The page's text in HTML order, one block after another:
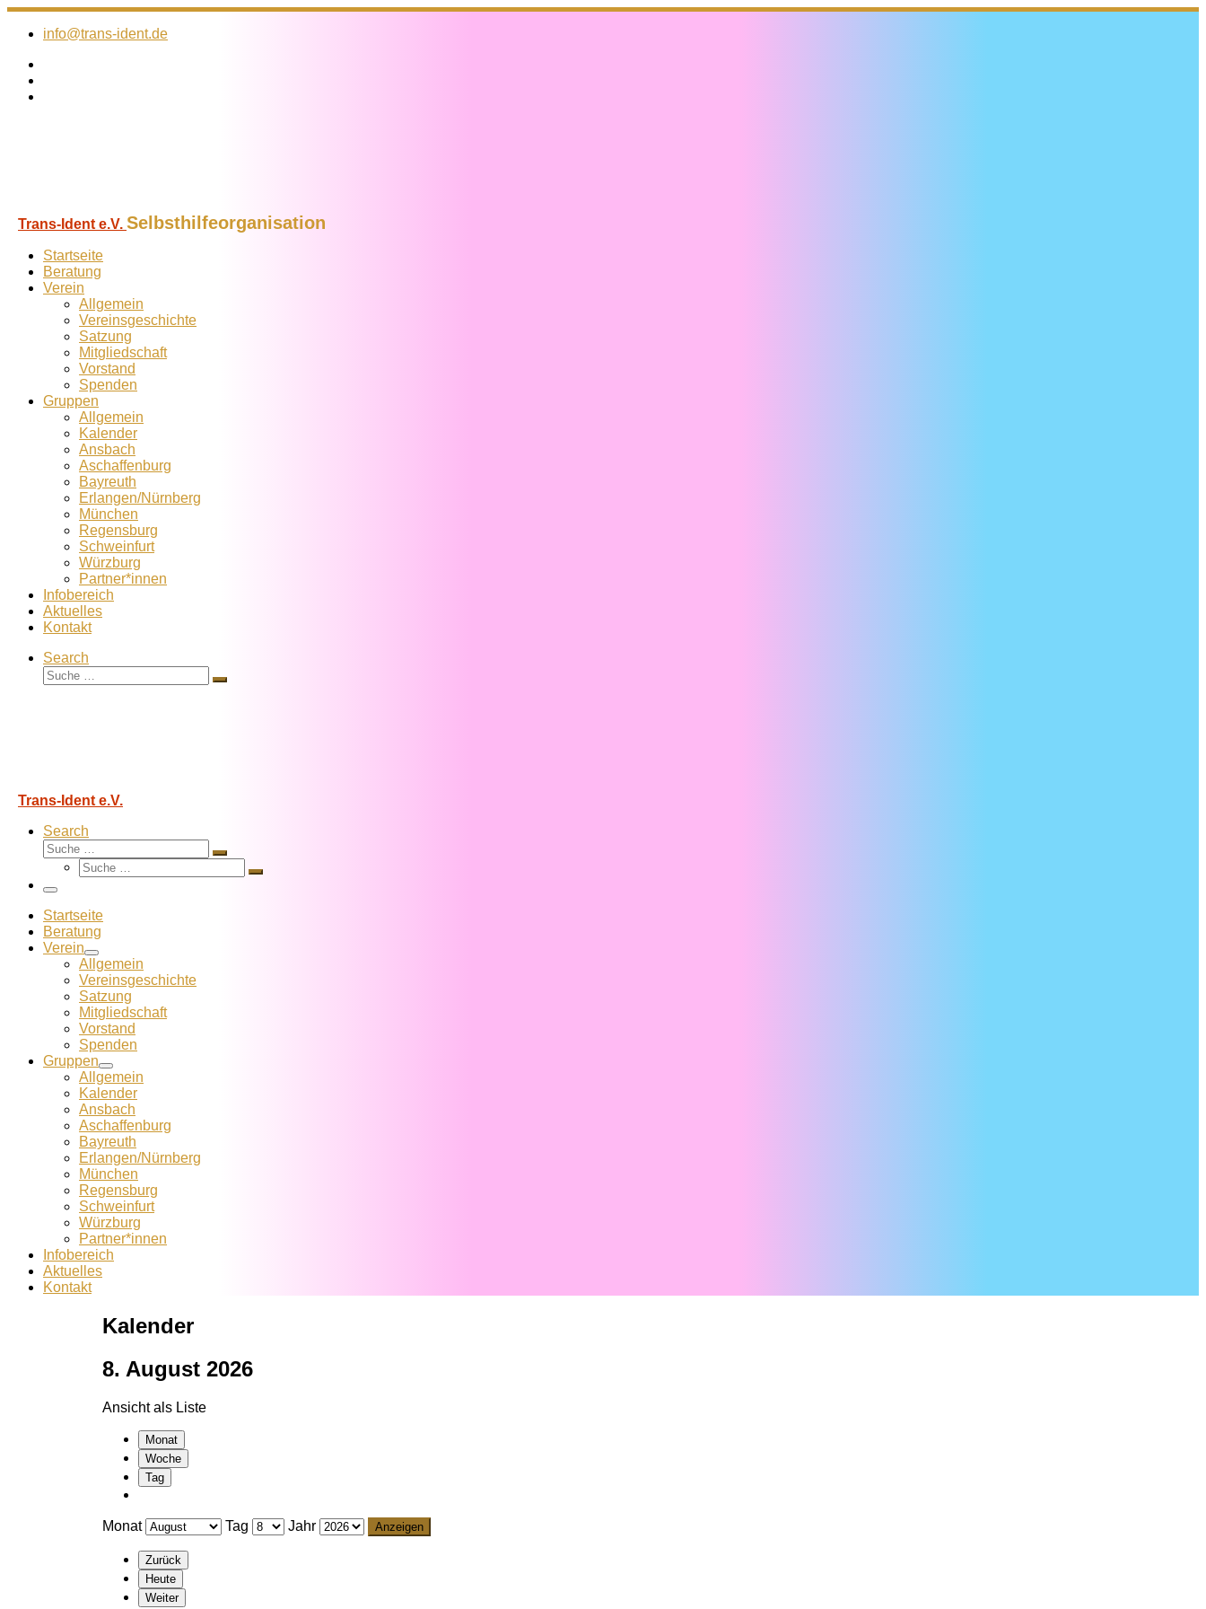
Zum
Inhalt
info@trans-ident.de
Trans-Ident e.V. Selbsthilfeorganisation
Startseite
Beratung
Verein
Allgemein
Vereins­geschichte
Satzung
Mitglied­schaft
Vorstand
Spenden
Gruppen
Allgemein
Kalender
Ansbach
Aschaffenburg
Bayreuth
Erlangen/Nürnberg
München
Regensburg
Schweinfurt
Würzburg
Partner*innen
Infobereich
Aktuelles
Kontakt
Search
Suche
Suche
Trans-Ident e.V.
Search
Suche
Suche
Suche
Suche
Menü
Startseite
Beratung
Verein
Allgemein
Vereins­geschichte
Satzung
Mitglied­schaft
Vorstand
Spenden
Gruppen
Allgemein
Kalender
Ansbach
Aschaffenburg
Bayreuth
Erlangen/Nürnberg
München
Regensburg
Schweinfurt
Würzburg
Partner*innen
Infobereich
Aktuelles
Kontakt
Kalender
8. August 2026
Ansicht als Liste
Monat
Woche
Tag
Monat Tag Jahr
Zurück
Heute
Weiter